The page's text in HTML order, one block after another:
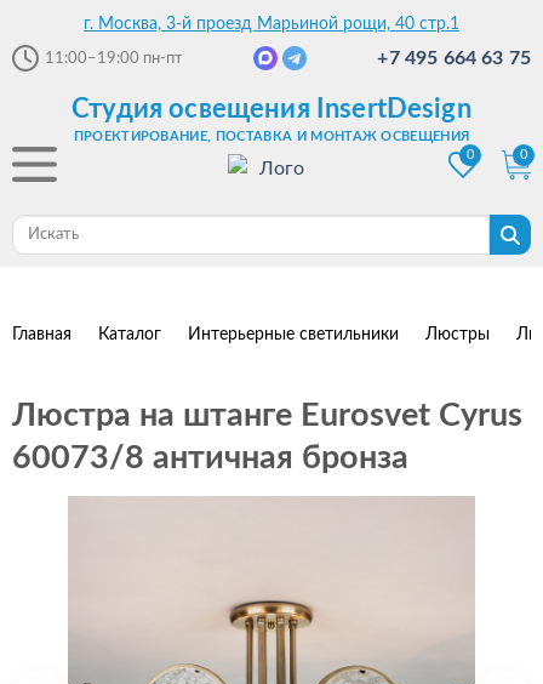
г. Москва, 3-й проезд Марьиной рощи, 40 стр.1
11:00–19:00 пн-пт +7 495 664 63 75
Студия освещения InsertDesign
ПРОЕКТИРОВАНИЕ, ПОСТАВКА И МОНТАЖ ОСВЕЩЕНИЯ
0
0
Главная Каталог Интерьерные светильники Люстры
Люстра на штанге Eurosvet Cyrus
60073/8 античная бронза